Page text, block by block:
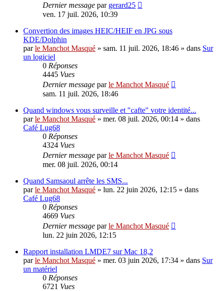
Dernier message par gerard25
ven. 17 juil. 2026, 10:39
Convertion des images HEIC/HEIF en JPG sous
KDE/Dolphin
parle Manchot Masqué » sam. 11 juil. 2026, 18:46 » dans Sur
un logiciel
0 Réponses
4445 Vues
Dernier message parle Manchot Masqué
sam. 11 juil. 2026, 18:46
Quand windows vous surveille et "cafte" votre identité...
parle Manchot Masqué » mer. 08 juil. 2026, 00:14 » dans
Café Lug68
0 Réponses
4324 Vues
Dernier message parle Manchot Masqué
mer. 08 juil. 2026, 00:14
Quand Samsaoul arrête les SMS...
parle Manchot Masqué » lun. 22 juin 2026, 12:15 » dans
Café Lug68
0 Réponses
4669 Vues
Dernier message parle Manchot Masqué
lun. 22 juin 2026, 12:15
Rapport installation LMDE7 sur Mac 18,2
parle Manchot Masqué » mer. 03 juin 2026, 17:34 » dans Sur
un matériel
0 Réponses
6721 Vues